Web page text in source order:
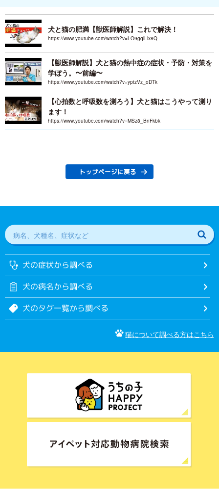
犬と猫の肥満【獣医師解説】これで解決！
https://www.youtube.com/watch?v=LO9gqlLlx8Q
【獣医師解説】犬と猫の熱中症の症状・予防・対策を
学ぼう。〜前編〜
https://www.youtube.com/watch?v=yptzVz_oDTk
【心拍数と呼吸数を測ろう】犬と猫はこうやって測り
ます！
https://www.youtube.com/watch?v=MSz8_BnFkbk
トップページに戻る
犬の症状から調べる
犬の病名から調べる
犬のタグ一覧から調べる
猫について調べる方はこちら